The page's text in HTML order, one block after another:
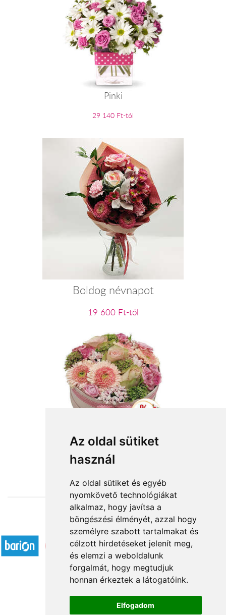
Az oldal sütiket
használ
Az oldal sütiket és egyéb
nyomkövető technológiákat
alkalmaz, hogy javítsa a
böngészési élményét, azzal hogy
személyre szabott tartalmakat és
célzott hirdetéseket jelenít meg,
és elemzi a weboldalunk
forgalmát, hogy megtudjuk
honnan érkeztek a látogatóink.
Elfogadom
Pinki
29 140 Ft-tól
Boldog névnapot
19 600 Ft-tól
Fantázia - rózsaszín virágbox
24 960 Ft-tól
Elfogadott fizetési módok
Á.SZ.F.